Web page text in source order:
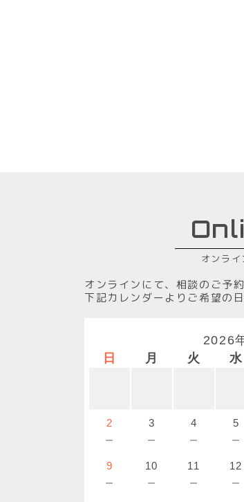
オンライ
オンラインにて、相談のご予
下記カレンダーよりご希望の
2026
日
月 火 水
2
－
3
－
4
－
5
－
9
－
10
－
11
－
12
－